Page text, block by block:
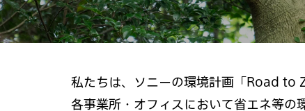
私たちは、ソニーの環境計画「Road to
各事業所・オフィスにおいて省エネ等の